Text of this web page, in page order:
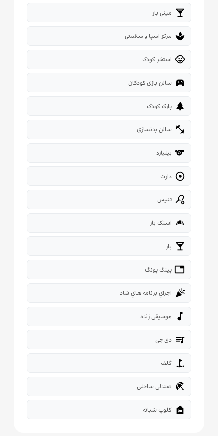
local_bar مینی بار
spa مرکز اسپا و سلامتی
child_care استخر کودک
sports_esports سالن بازی کودکان
park پارک کودک
fitness_center سالن بدنسازی
بیلیارد
 دارت
sports_tennis تنیس
bakery_dining اسنک بار
local_bar بار
پینگ پونگ
celebration اجراي برنامه هاي شاد
music_note موسیقی زنده
queue_music دی جی
golf_course گلف
beach_access صندلی ساحلی
night_shelter کلوپ شبانه